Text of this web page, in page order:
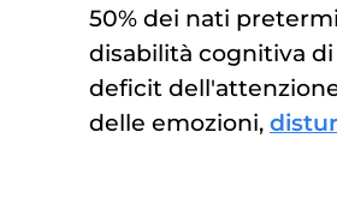
50% dei nati
disabilità cognitiva
deficit
delle emozioni,